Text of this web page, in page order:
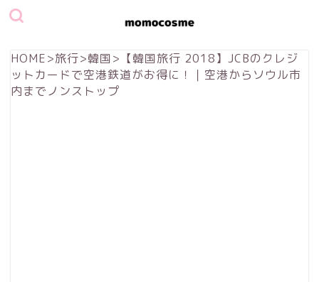
HOME>旅行>韓国> 【韓国旅行 2018】JCBのクレジ
ットカードで空港鉄道がお得に！｜空港からソウル市
内までノンストップ